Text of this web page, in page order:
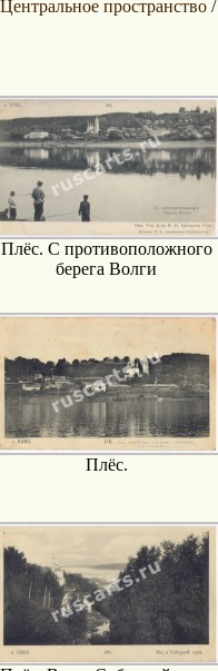
Центральное пространство/
Плёс. С противоположного
берега Волги
Плёс.